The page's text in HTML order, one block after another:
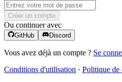
Créer un compte
Ou continuer avec
GitHub Discord
Vous avez déjà un compte ? Se
Conditions d'utilisation · Politique de